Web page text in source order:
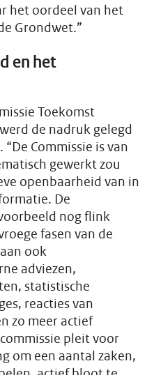
het oordeel van het
Grondwet.”
en het
Toekomst
de nadruk gelegd
Commissie is van
gewerkt zou
openbaarheid van in
De
nog flink
fasen van de
ook
adviezen,
statistische
reacties van
zo meer actief
pleit voor
om een aantal zaken,